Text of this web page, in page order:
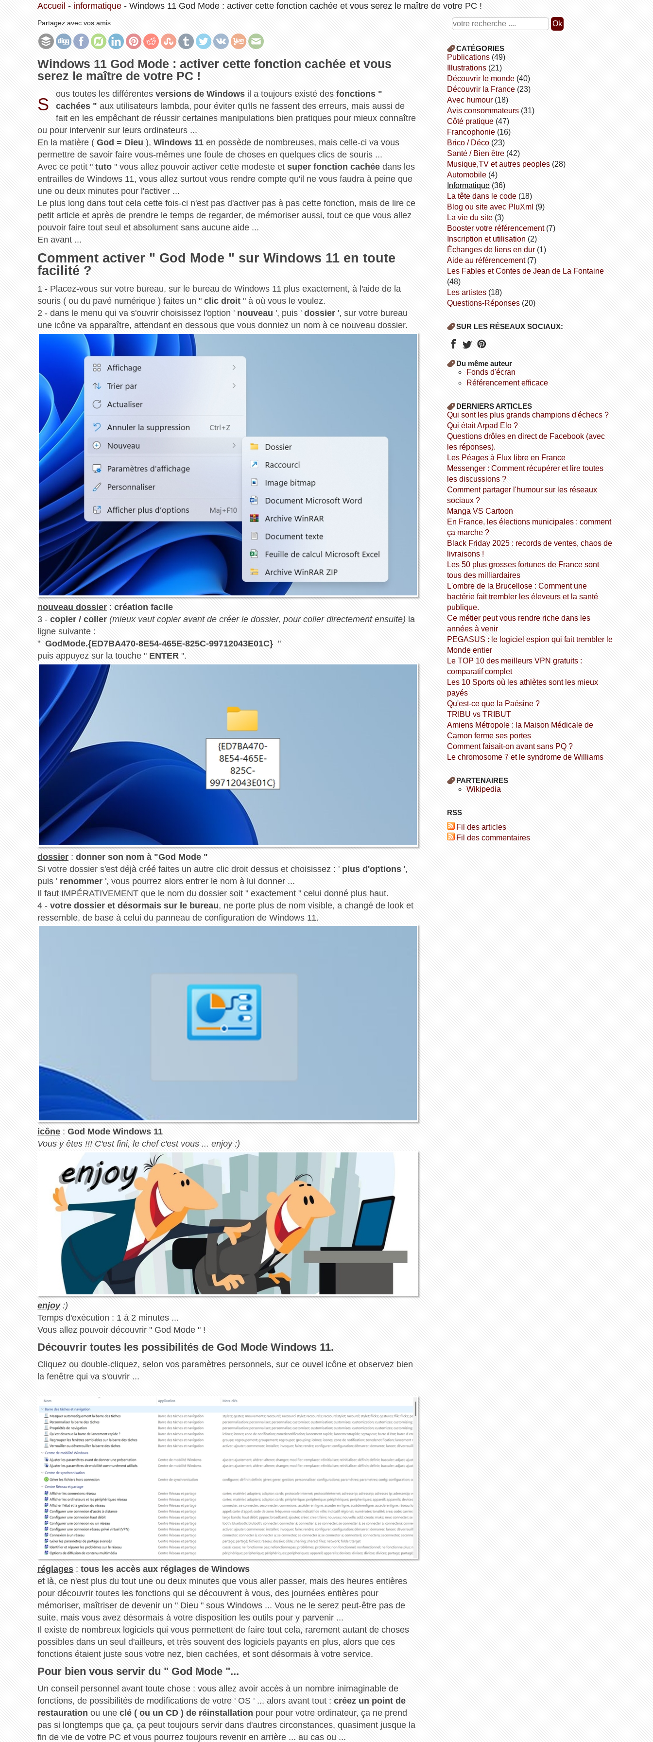
Accueil - informatique- Windows 11 God Mode : activer cette fonction cachée et vous serez le maître de votre PC !
Partagez avec vos amis ...
Windows 11 God Mode : activer cette fonction cachée et vous
serez le maître de votre PC !
S
ous toutes les différentes versions de Windows il a toujours existé des fonctions "
cachées " aux utilisateurs lambda, pour éviter qu'ils ne fassent des erreurs, mais aussi de
fait en les empêchant de réussir certaines manipulations bien pratiques pour mieux connaître
ou pour intervenir sur leurs ordinateurs ...
En la matière ( God = Dieu ), Windows 11en possède de nombreuses, mais celle-ci va vous
permettre de savoir faire vous-mêmes une foule de choses en quelques clics de souris ...
Avec ce petit " tuto" vous allez pouvoir activer cette modeste et super fonction cachéedans les
entrailles de Windows 11, vous allez surtout vous rendre compte qu'il ne vous faudra à peine que
une ou deux minutes pour l'activer ...
Le plus long dans tout cela cette fois-ci n'est pas d'activer pas à pas cette fonction, mais de lire ce
petit article et après de prendre le temps de regarder, de mémoriser aussi, tout ce que vous allez
pouvoir faire tout seul et absolument sans aucune aide ...
En avant ...
Comment activer " God Mode " sur Windows 11 en toute
facilité ?
1 - Placez-vous sur votre bureau, sur le bureau de Windows 11 plus exactement, à l'aide de la
souris ( ou du pavé numérique ) faites un " clic droit" à où vous le voulez.
2 - dans le menu qui va s'ouvrir choisissez l'option ' nouveau ', puis ' dossier', sur votre bureau
une icône va apparaître, attendant en dessous que vous donniez un nom à ce nouveau dossier.
nouveau dossier: création facile
3 - copier / coller (mieux vaut copier avant de créer le dossier, pour coller directement ensuite) la
ligne suivante :
" GodMode.{ED7BA470-8E54-465E-825C-99712043E01C}"
puis appuyez sur la touche " ENTER ".
dossier: donner son nom à "God Mode "
Si votre dossier s'est déjà créé faites un autre clic droit dessus et choisissez : ' plus d'options',
puis ' renommer', vous pourrez alors entrer le nom à lui donner ...
Il faut IMPÉRATIVEMENTque le nom du dossier soit " exactement " celui donné plus haut.
4 - votre dossier et désormais sur le bureau, ne porte plus de nom visible, a changé de look et
ressemble, de base à celui du panneau de configuration de Windows 11.
icône: God Mode Windows 11
Vous y êtes !!! C'est fini, le chef c'est vous ... enjoy :)
enjoy:)
Temps d'exécution : 1 à 2 minutes ...
Vous allez pouvoir découvrir " God Mode " !
Découvrir toutes les possibilités de God Mode Windows 11.
Cliquez ou double-cliquez, selon vos paramètres personnels, sur ce ouvel icône et observez bien
la fenêtre qui va s'ouvrir ...
réglages: tous les accès aux réglages de Windows
et là, ce n'est plus du tout une ou deux minutes que vous aller passer, mais des heures entières
pour découvrir toutes les fonctions qui se découvrent à vous, des journées entières pour
mémoriser, maîtriser de devenir un " Dieu " sous Windows ... Vous ne le serez peut-être pas de
suite, mais vous avez désormais à votre disposition les outils pour y parvenir ...
Il existe de nombreux logiciels qui vous permettent de faire tout cela, rarement autant de choses
possibles dans un seul d'ailleurs, et très souvent des logiciels payants en plus, alors que ces
fonctions étaient juste sous votre nez, bien cachées, et sont désormais à votre service.
Pour bien vous servir du " God Mode "...
Un conseil personnel avant toute chose : vous allez avoir accès à un nombre inimaginable de
fonctions, de possibilités de modifications de votre ' OS ' ... alors avant tout : créez un point de
restauration ou une clé ( ou un CD ) de réinstallation pour pour votre ordinateur, ça ne prend
pas si longtemps que ça, ça peut toujours servir dans d'autres circonstances, quasiment jusque la
fin de vie de votre PC et vous pourrez toujours revenir en arrière ... au cas ou ...
CATÉGORIES
publications (49)
illustrations (21)
découvrir le monde (40)
découvrir la France (23)
avec humour (18)
avis consommateurs (31)
côté pratique (47)
Francophonie (16)
Brico / Déco (23)
Santé / Bien être (42)
Musique,TV et autres peoples (28)
Automobile (4)
informatique (36)
la tête dans le code (18)
Blog ou site avec PluXml (9)
la vie du site (3)
booster votre référencement(7)
inscription et utilisation (2)
échanges de liens en dur (1)
aide au référencement(7)
Les Fables et Contes de Jean de La Fontaine
(48)
Les artistes (18)
Questions-Réponses (20)
SUR LES RÉSEAUX SOCIAUX:
Du même auteur
fonds d'écran
référencement efficace
DERNIERS ARTICLES
Qui sont les plus grands champions d'échecs ?
Qui était Arpad Elo ?
Questions drôles en direct de Facebook (avec
les réponses).
Les Péages à Flux libre en France
Messenger : Comment récupérer et lire toutes
les discussions ?
Comment partager l'humour sur les réseaux
sociaux ?
Manga VS Cartoon
En France, les élections municipales : comment
ça marche ?
Black Friday 2025 : records de ventes, chaos de
livraisons !
Les 50 plus grosses fortunes de France sont
tous des milliardaires
L'ombre de la Brucellose : Comment une
bactérie fait trembler les éleveurs et la santé
publique.
Ce métier peut vous rendre riche dans les
années à venir
PEGASUS : le logiciel espion qui fait trembler le
Monde entier
Le TOP 10 des meilleurs VPN gratuits :
comparatif complet
Les 10 Sports où les athlètes sont les mieux
payés
Qu'est-ce que la Paésine ?
TRIBU vs TRIBUT
Amiens Métropole : la Maison Médicale de
Camon ferme ses portes
Comment faisait-on avant sans PQ ?
Le chromosome 7 et le syndrome de Williams
PARTENAIRES
wikipedia
RSS
Fil des articles
Fil des commentaires